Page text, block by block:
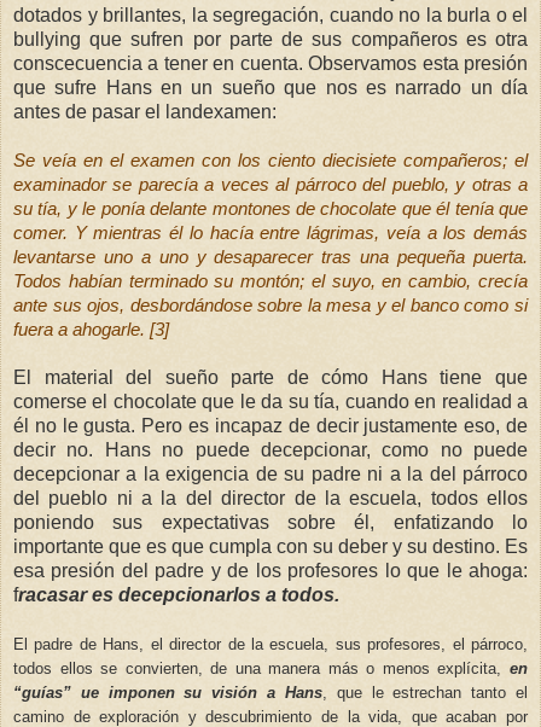
dotados y brillantes, la segregación, cuando no la burla o el
bullying que sufren por parte de sus compañeros es otra
conscecuencia a tener en cuenta. Observamos esta presión
que sufre Hans en un sueño que nos es narrado un día
antes de pasar el landexamen:
Se veía en el examen con los ciento diecisiete compañeros; el
examinador se parecía a veces al párroco del pueblo, y otras a
su tía, y le ponía delante montones de chocolate que él tenía que
comer. Y mientras él lo hacía entre lágrimas, veía a los demás
levantarse uno a uno y desaparecer tras una pequeña puerta.
Todos habían terminado su montón; el suyo, en cambio, crecía
ante sus ojos, desbordándose sobre la mesa y el banco como si
fuera a ahogarle. [3]
El material del sueño parte de cómo Hans tiene que
comerse el chocolate que le da su tía, cuando en realidad a
él no le gusta. Pero es incapaz de decir justamente eso, de
decir no. Hans no puede decepcionar, como no puede
decepcionar a la exigencia de su padre ni a la del párroco
del pueblo ni a la del director de la escuela, todos ellos
poniendo sus expectativas sobre él, enfatizando lo
importante que es que cumpla con su deber y su destino. Es
esa presión del padre y de los profesores lo que le ahoga:
fracasar es decepcionarlos a todos.
El padre de Hans, el director de la escuela, sus profesores, el párroco,
todos ellos se convierten, de una manera más o menos explícita, en
“guías” ue imponen su visión a Hans, que le estrechan tanto el
camino de exploración y descubrimiento de la vida, que acaban por